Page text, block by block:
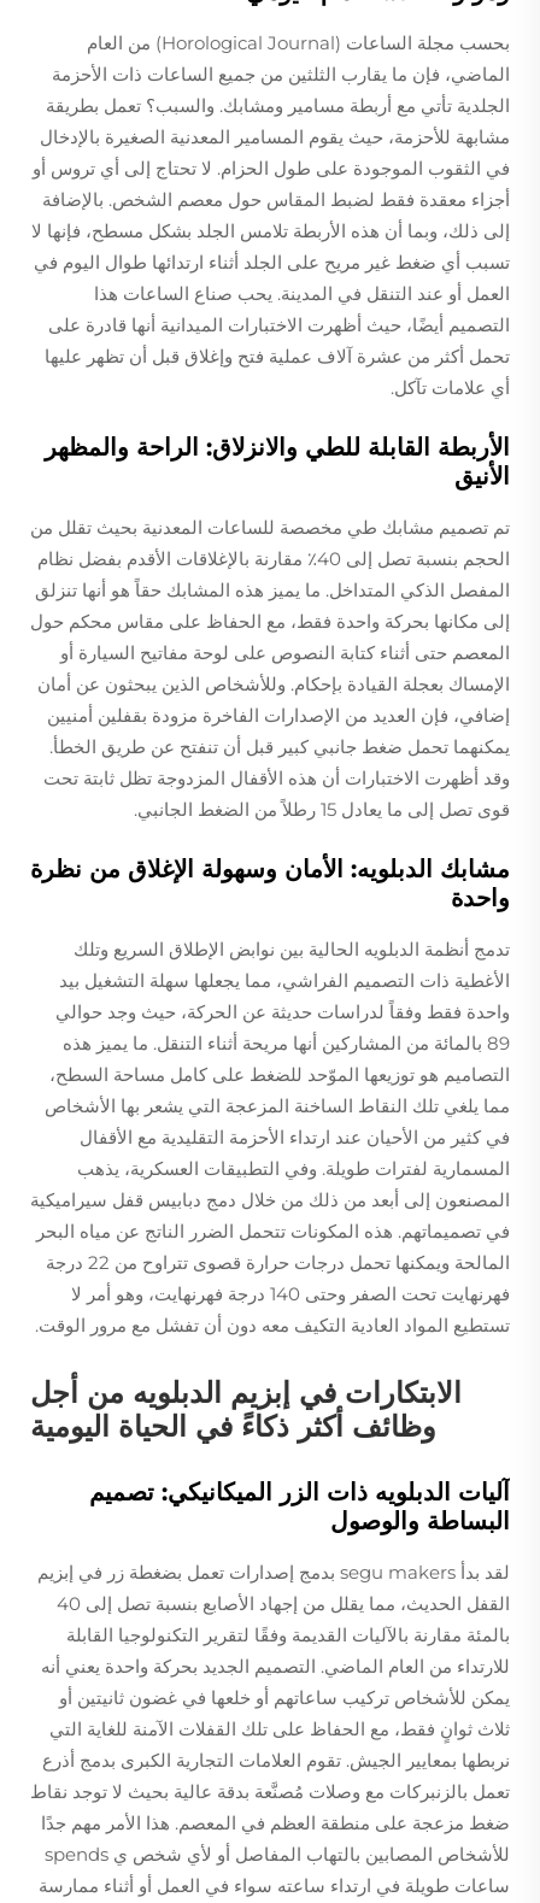
بحسب مجلة الساعات (Horological Journal) من العام
الماضي، فإن ما يقارب الثلثين من جميع الساعات ذات الأحزمة
الجلدية تأتي مع أربطة مسامير ومشابك. والسبب؟ تعمل بطريقة
مشابهة للأحزمة، حيث يقوم المسامير المعدنية الصغيرة بالإدخال
في الثقوب الموجودة على طول الحزام. لا تحتاج إلى أي تروس أو
أجزاء معقدة فقط لضبط المقاس حول معصم الشخص. بالإضافة
إلى ذلك، وبما أن هذه الأربطة تلامس الجلد بشكل مسطح، فإنها لا
تسبب أي ضغط غير مريح على الجلد أثناء ارتدائها طوال اليوم في
العمل أو عند التنقل في المدينة. يحب صناع الساعات هذا
التصميم أيضًا، حيث أظهرت الاختبارات الميدانية أنها قادرة على
تحمل أكثر من عشرة آلاف عملية فتح وإغلاق قبل أن تظهر عليها
أي علامات تآكل.
الأربطة القابلة للطي والانزلاق: الراحة والمظهر
الأنيق
تم تصميم مشابك طي مخصصة للساعات المعدنية بحيث تقلل من
الحجم بنسبة تصل إلى 40٪ مقارنة بالإغلاقات الأقدم بفضل نظام
المفصل الذكي المتداخل. ما يميز هذه المشابك حقاً هو أنها تنزلق
إلى مكانها بحركة واحدة فقط، مع الحفاظ على مقاس محكم حول
المعصم حتى أثناء كتابة النصوص على لوحة مفاتيح السيارة أو
الإمساك بعجلة القيادة بإحكام. وللأشخاص الذين يبحثون عن أمان
إضافي، فإن العديد من الإصدارات الفاخرة مزودة بقفلين أمنيين
يمكنهما تحمل ضغط جانبي كبير قبل أن تنفتح عن طريق الخطأ.
وقد أظهرت الاختبارات أن هذه الأقفال المزدوجة تظل ثابتة تحت
قوى تصل إلى ما يعادل 15 رطلاً من الضغط الجانبي.
مشابك الدبلويه: الأمان وسهولة الإغلاق من نظرة
واحدة
تدمج أنظمة الدبلويه الحالية بين نوابض الإطلاق السريع وتلك
الأغطية ذات التصميم الفراشي، مما يجعلها سهلة التشغيل بيد
واحدة فقط وفقاً لدراسات حديثة عن الحركة، حيث وجد حوالي
89 بالمائة من المشاركين أنها مريحة أثناء التنقل. ما يميز هذه
التصاميم هو توزيعها الموّحد للضغط على كامل مساحة السطح،
مما يلغي تلك النقاط الساخنة المزعجة التي يشعر بها الأشخاص
في كثير من الأحيان عند ارتداء الأحزمة التقليدية مع الأقفال
المسمارية لفترات طويلة. وفي التطبيقات العسكرية، يذهب
المصنعون إلى أبعد من ذلك من خلال دمج دبابيس قفل سيراميكية
في تصميماتهم. هذه المكونات تتحمل الضرر الناتج عن مياه البحر
المالحة ويمكنها تحمل درجات حرارة قصوى تتراوح من 22 درجة
فهرنهايت تحت الصفر وحتى 140 درجة فهرنهايت، وهو أمر لا
تستطيع المواد العادية التكيف معه دون أن تفشل مع مرور الوقت.
الابتكارات في إبزيم الدبلويه من أجل
وظائف أكثر ذكاءً في الحياة اليومية
آليات الدبلويه ذات الزر الميكانيكي: تصميم
البساطة والوصول
لقد بدأ segu makers بدمج إصدارات تعمل بضغطة زر في إبزيم
القفل الحديث، مما يقلل من إجهاد الأصابع بنسبة تصل إلى 40
بالمئة مقارنة بالآليات القديمة وفقًا لتقرير التكنولوجيا القابلة
للارتداء من العام الماضي. التصميم الجديد بحركة واحدة يعني أنه
يمكن للأشخاص تركيب ساعاتهم أو خلعها في غضون ثانيتين أو
ثلاث ثوانٍ فقط، مع الحفاظ على تلك القفلات الآمنة للغاية التي
نربطها بمعايير الجيش. تقوم العلامات التجارية الكبرى بدمج أذرع
تعمل بالزنبركات مع وصلات مُصنَّعة بدقة عالية بحيث لا توجد نقاط
ضغط مزعجة على منطقة العظم في المعصم. هذا الأمر مهم جدًا
للأشخاص المصابين بالتهاب المفاصل أو لأي شخص ي spends
ساعات طويلة في ارتداء ساعته سواء في العمل أو أثناء ممارسة